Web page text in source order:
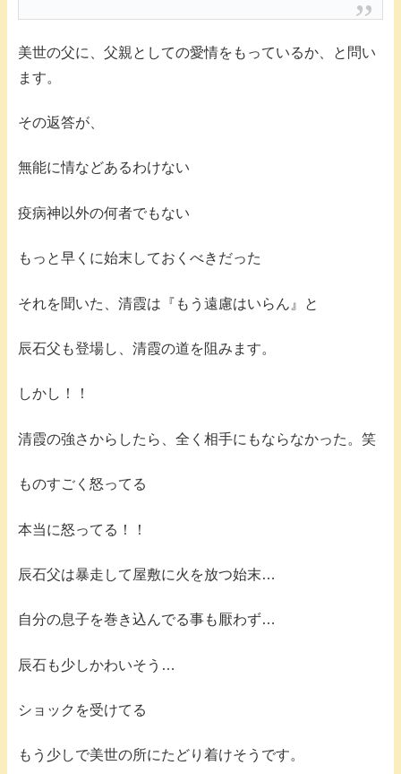
美世の父に、父親としての愛情をもっているか、と問い
ます。
その返答が、
無能に情などあるわけない
疫病神以外の何者でもない
もっと早くに始末しておくべきだった
それを聞いた、清霞は『もう遠慮はいらん』と
辰石父も登場し、清霞の道を阻みます。
しかし！！
清霞の強さからしたら、全く相手にもならなかった。笑
ものすごく怒ってる
本当に怒ってる！！
辰石父は暴走して屋敷に火を放つ始末…
自分の息子を巻き込んでる事も厭わず…
辰石も少しかわいそう…
ショックを受けてる
もう少しで美世の所にたどり着けそうです。